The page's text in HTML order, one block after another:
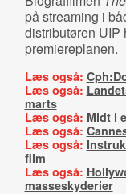
på streaming i
distributøren
premiereplanen.
Læs også:
Læs også:
marts
Læs også: Midt i
Læs også:
Læs også:
film
Læs også:
masseskyderier